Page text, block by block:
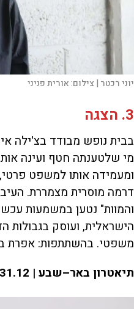
יוני רכטר | צילום:אורית פניני
3. הצגה
בבית נופש מבודד בצ'ילה
מי שלטענתה חטף ועינה
ומעמידה אותו למשפט
דרמה מוסרית מצמררת.
והמוות" נטען במשמעות
הישראלית, ועוסק בגבולות
משפטי. בהשתתפות: אפרת
תיאטרון באר–שבע | 31.12